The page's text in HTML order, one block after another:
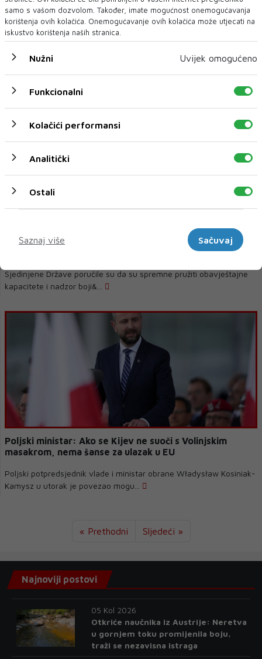
Ukrajinci prvi put priznali: Rusi su upali u novu regiju
RUSKE snage ušle su u sela Zaporiške i Novoheorhijivka u
Dnjepropetrovskoj oblasti,...
Financial Times: Ovo je američki plan za poslijeratnu
Sjedinjene Države poručile su da su spremne pružiti obavještajne
kapacitete i nadzor boji&...
Poljski ministar: Ako se Kijev ne suoči s Volinjskim
masakrom, nema šanse za ulazak u EU
Poljski potpredsjednik vlade i ministar obrane Władysław Kosiniak-
Kamysz u utorak je povezao mogu...
« Prethodni Sljedeći »
samo s vašom dozvolom. Također, imate mogućnost onemogućavanja
korištenja ovih kolačića. Onemogućavanje ovih kolačića može utjecati na
iskustvo korištenja naših stranica.
Nužni Uvijek omogućeno
Funkcionalni
Kolačići performansi
Analitički
Ostali
Saznaj više
Sačuvaj
Najnoviji postovi
05 Kol 2026
Otkriće naučnika iz Austrije: Neretva
u gornjem toku promijenila boju,
traži se nezavisna istraga